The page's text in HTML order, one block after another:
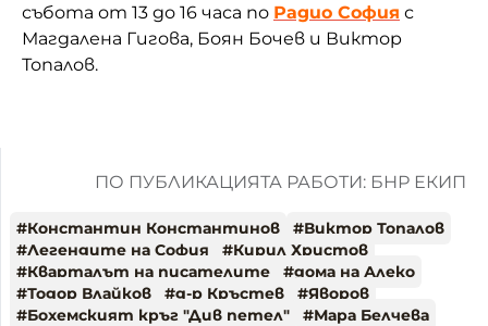
събота от 13 до 16 часа по Радио София с
Магдалена Гигова, Боян Бочев и Виктор
Топалов.
ПО ПУБЛИКАЦИЯТА РАБОТИ: БНР ЕКИП
#Константин Константинов #Виктор Топалов
#Легендите на София #Кирил Христов
#Кварталът на писателите #дома на Алеко
#Тодор Влайков #д-р Кръстев #Яворов
#Бохемският кръг "Див петел" #Мара Белчева